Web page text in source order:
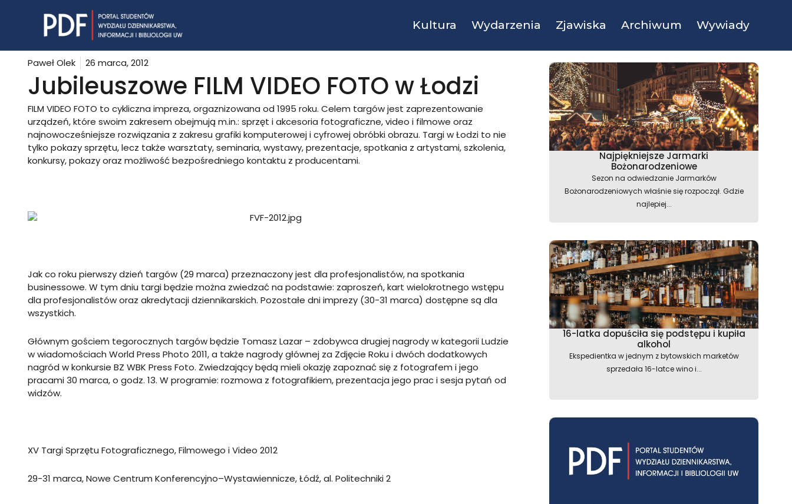
Kultura Wydarzenia Zjawiska Archiwum Wywiady
Paweł Olek 26 marca, 2012
Jubileuszowe FILM VIDEO FOTO w Łodzi
FILM VIDEO FOTO to cykliczna impreza, orgaznizowana od 1995 roku. Celem targów jest zaprezentowanie
urządzeń, które swoim zakresem obejmują m.in.: sprzęt i akcesoria fotograficzne, video i filmowe oraz
najnowocześniejsze rozwiązania z zakresu grafiki komputerowej i cyfrowej obróbki obrazu. Targi w Łodzi to nie
tylko pokazy sprzętu, lecz także warsztaty, seminaria, wystawy, prezentacje, spotkania z artystami, szkolenia,
konkursy, pokazy oraz możliwość bezpośredniego kontaktu z producentami.
Jak co roku pierwszy dzień targów (29 marca) przeznaczony jest dla profesjonalistów, na spotkania
businessowe. W tym dniu targi będzie można zwiedzać na podstawie: zaproszeń, kart wielokrotnego wstępu
dla profesjonalistów oraz akredytacji dziennikarskich. Pozostałe dni imprezy (30-31 marca) dostępne są dla
wszystkich.
Głównym gościem tegorocznych targów będzie Tomasz Lazar – zdobywca drugiej nagrody w kategorii Ludzie
w wiadomościach World Press Photo 2011, a także nagrody głównej za Zdjęcie Roku i dwóch dodatkowych
nagród w konkursie BZ WBK Press Foto. Zwiedzający będą mieli okazję zapoznać się z fotografem i jego
pracami 30 marca, o godz. 13. W programie: rozmowa z fotografikiem, prezentacja jego prac i sesja pytań od
widzów.
XV Targi Sprzętu Fotograficznego, Filmowego i Video 2012
29-31 marca, Nowe Centrum Konferencyjno–Wystawiennicze, Łódź, al. Politechniki 2
Najpiękniejsze Jarmarki
Bożonarodzeniowe
Sezon na odwiedzanie Jarmarków
Bożonarodzeniowych właśnie się rozpoczął. Gdzie
najlepiej...
16-latka dopuściła się podstępu i kupiła
alkohol
Ekspedientka w jednym z bytowskich marketów
sprzedała 16-latce wino i...